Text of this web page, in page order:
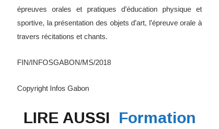
épreuves orales et pratiques d’éducation physique et
sportive, la présentation des objets d’art, l’épreuve orale à
travers récitations et chants.
FIN/INFOSGABON/MS/2018
Copyright Infos Gabon
LIRE AUSSI Formation